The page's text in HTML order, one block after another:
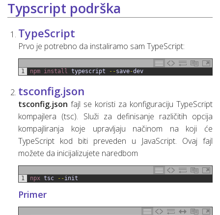
Typscript podrška
TypeScript
Prvo je potrebno da instaliramo sam TypeScript:
1 npm install typescript -- save-dev
tsconfig.json
tsconfig.json fajl se koristi za konfiguraciju TypeScript
kompajlera (tsc). Služi za definisanje različitih opcija
kompajliranja koje upravljaju načinom na koji će
TypeScript kod biti preveden u JavaScript. Ovaj fajl
možete da inicijalizujete naredbom
1 npx tsc -- init
Primer